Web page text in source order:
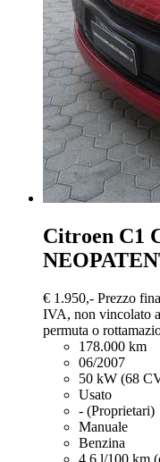
Citroen C1
€ 1.950,- Prezzo
IVA, non vincolato
permuta o
178.000 km
06/2007
50 kW (68
Usato
- (Proprietari)
Manuale
Benzina
4,6 l/100 km